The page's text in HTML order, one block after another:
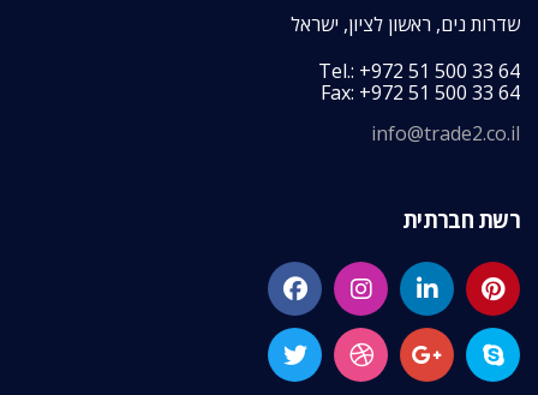
שדרות נים, ראשון לציון, ישראל
Tel.: +972 51 500 33 64
Fax: +972 51 500 33 64
info@trade2.co.il
רשת חברתית